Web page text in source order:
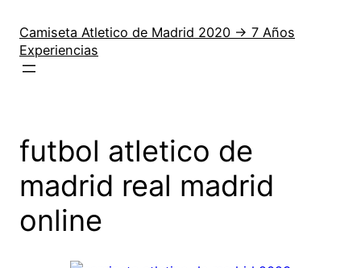
contenido
Camiseta Atletico de Madrid 2020 → 7 Años
Experiencias
futbol atletico de
madrid real madrid
online